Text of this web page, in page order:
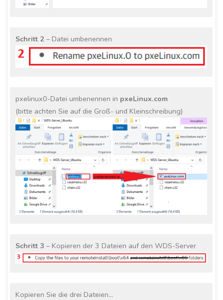
Schritt 2 – Datei umbenennen
pxelinux0-Datei umbenennen in pxeLinux.com
(bitte achten Sie auf die Groß- und Kleinschreibung)
Schritt 3 – Kopieren der 3 Dateien auf den WDS-Server
Kopieren Sie die drei Dateien…